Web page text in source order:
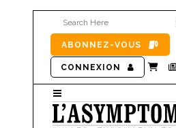
ABONNEZ-VOUS
CONNEXION